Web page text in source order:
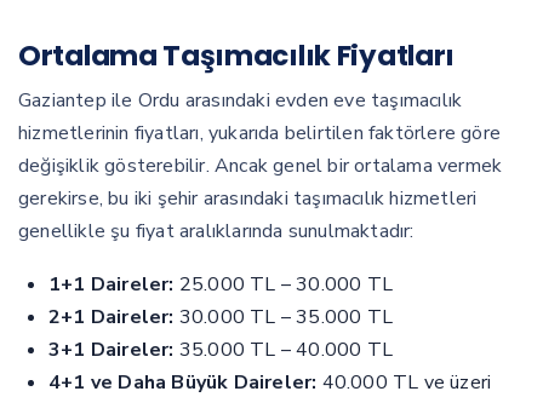
Ortalama Taşımacılık Fiyatları
Gaziantep ile Ordu arasındaki evden eve taşımacılık
hizmetlerinin fiyatları, yukarıda belirtilen faktörlere göre
değişiklik gösterebilir. Ancak genel bir ortalama vermek
gerekirse, bu iki şehir arasındaki taşımacılık hizmetleri
genellikle şu fiyat aralıklarında sunulmaktadır:
1+1 Daireler: 25.000 TL – 30.000 TL
2+1 Daireler: 30.000 TL – 35.000 TL
3+1 Daireler: 35.000 TL – 40.000 TL
4+1 ve Daha Büyük Daireler: 40.000 TL ve üzeri